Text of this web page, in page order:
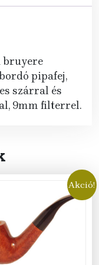
bruyere
pipafej,
szárral és
9mm filterrel.
Akció!